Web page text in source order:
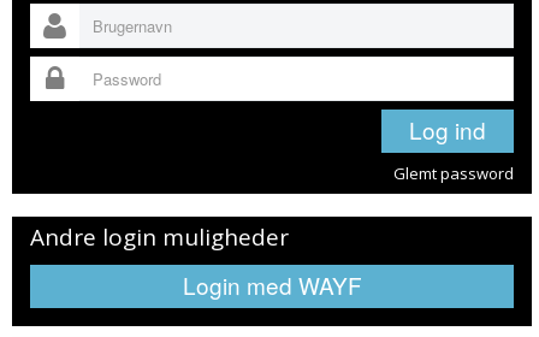
Glemt password
Andre login muligheder
Login med WAYF